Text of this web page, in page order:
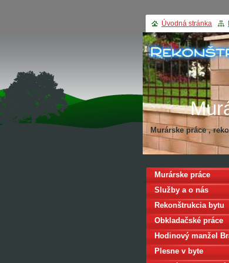
Murárske práce ,
Murárske práce
Služby a o nás
Rekonštrukcia bytu
Obkladačské práce
Hodinový manžel
Plesne v byte
Úvodná stránka